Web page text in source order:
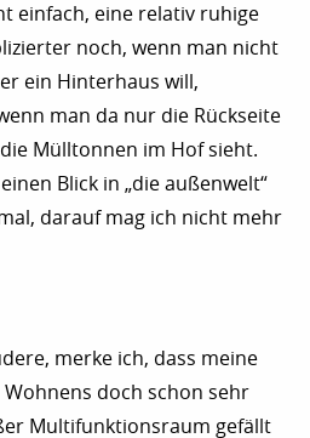
einfach, eine relativ ruhige
noch, wenn man nicht
ein Hinterhaus will,
man da nur die Rückseite
Mülltonnen im Hof sieht.
Blick in „die außenwelt“
darauf mag ich nicht mehr
merke ich, dass meine
doch schon sehr
Multifunktionsraum gefällt